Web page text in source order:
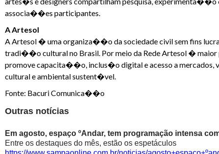
associa��es participantes.
A Artesol
A Artesol � uma organiza��o da sociedade civil sem fins
tradi��o cultural no Brasil. Por meio da Rede Artesol �
promove capacita��o, inclus�o digital e acesso a mercados,
cultural e ambiental sustent�vel.
Fonte: Bacuri Comunica��o
Outras notícias
Em agosto, espaço ºAndar, tem programação intensa
Entre os destaques do mês, estão os espetáculos